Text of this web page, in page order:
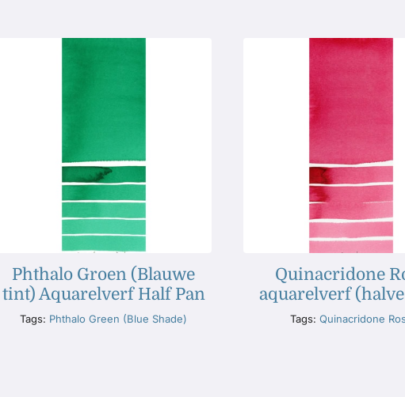
Phthalo Groen (Blauwe
tint) Aquarelverf Half Pan
Tags: Phthalo Green (Blue Shade)
Quinacridone
aquarelverf
Tags: Quinacridone